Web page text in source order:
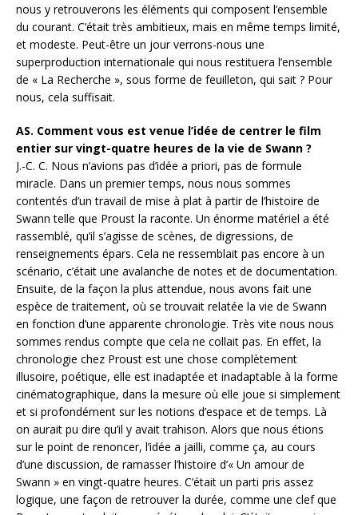
nous y retrouverons les éléments qui composent l’ensemble
du courant. C’était très ambitieux, mais en même temps limité,
et modeste. Peut-être un jour verrons-nous une
superproduction internationale qui nous restituera l’ensemble
de « La Recherche », sous forme de feuilleton, qui sait ? Pour
nous, cela suffisait.
AS. Comment vous est venue l’idée de centrer le film
entier sur vingt-quatre heures de la vie de Swann ?
J.-C. C. Nous n’avions pas d’idée a priori, pas de formule
miracle. Dans un premier temps, nous nous sommes
contentés d’un travail de mise à plat à partir de l’histoire de
Swann telle que Proust la raconte. Un énorme matériel a été
rassemblé, qu’il s’agisse de scènes, de digressions, de
renseignements épars. Cela ne ressemblait pas encore à un
scénario, c’était une avalanche de notes et de documentation.
Ensuite, de la façon la plus attendue, nous avons fait une
espèce de traitement, où se trouvait relatée la vie de Swann
en fonction d’une apparente chronologie. Très vite nous nous
sommes rendus compte que cela ne collait pas. En effet, la
chronologie chez Proust est une chose complètement
illusoire, poétique, elle est inadaptée et inadaptable à la forme
cinématographique, dans la mesure où elle joue si simplement
et si profondément sur les notions d’espace et de temps. Là
on aurait pu dire qu’il y avait trahison. Alors que nous étions
sur le point de renoncer, l’idée a jailli, comme ça, au cours
d’une discussion, de ramasser l’histoire d’« Un amour de
Swann » en vingt-quatre heures. C’était un parti pris assez
logique, une façon de retrouver la durée, comme une clef que